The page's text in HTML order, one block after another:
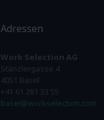
Adressen
Work Selection AG
Stänzlergasse 4
4051 Basel
+41 61 281 33 55
basel@workselection.com